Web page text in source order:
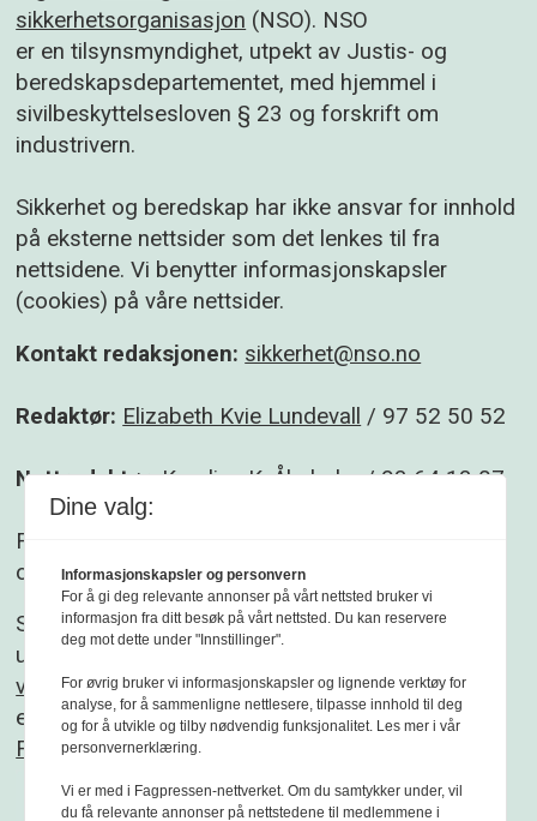
sikkerhetsorganisasjon (NSO). NSO
er en tilsynsmyndighet, utpekt av Justis- og
beredskapsdepartementet, med hjemmel i
sivilbeskyttelsesloven § 23 og forskrift om
industrivern.
Sikkerhet og beredskap har ikke ansvar for innhold
på eksterne nettsider som det lenkes til fra
nettsidene. Vi benytter informasjonskapsler
(cookies) på våre nettsider.
Kontakt redaksjonen: sikkerhet@nso.no
Redaktør: Elizabeth Kvie Lundevall / 97 52 50 52
Nettredaktør: Karoline K. Åbyholm/ 93 64 13 07
Følg gjerne Sikkerhet og beredskap på
og
Linkedin.
Sikkerhet og beredskap er et redaksjonelt
uavhengig fagblad som redigeres etter
varsom-plakatenogRedaktørplakaten. Fagbladet
er medlem av
Fagpressen
Dine valg:
Informasjonskapsler og personvern
For å gi deg relevante annonser på vårt nettsted bruker vi
informasjon fra ditt besøk på vårt nettsted. Du kan reservere
deg mot dette under "Innstillinger".
For øvrig bruker vi informasjonskapsler og lignende verktøy for
analyse, for å sammenligne nettlesere, tilpasse innhold til deg
og for å utvikle og tilby nødvendig funksjonalitet. Les mer i vår
personvernerklæring.
Vi er med i Fagpressen-nettverket. Om du samtykker under, vil
du få relevante annonser på nettstedene til medlemmene i